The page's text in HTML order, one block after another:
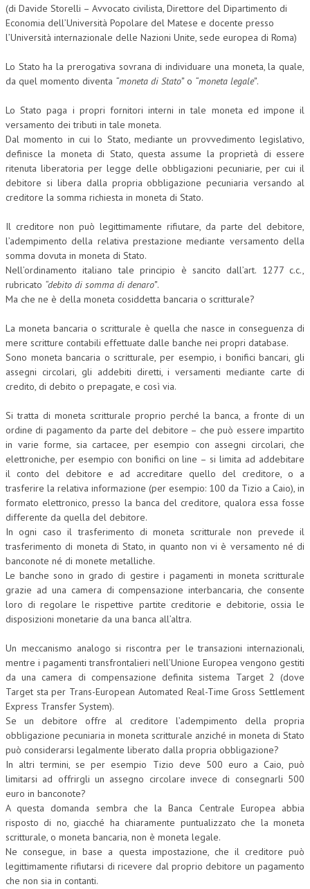
CORSI CE.S.E.D.
DIVENTA SOCIO
LA RIVISTA
LA RIVISTA
COMITATO SCIENTIFICO
REDAZIONE
PEER REVIEW
CODICE ETICO
ECONOMIA
CORPORATE SOCIAL RESPONSIBILITY
ECONOMIA DELL’ARTE
INTERNAZIONALIZZAZIONE
HUMAN RESOURCES
RISORSE UMANE
MARKETING
RISK MANAGEMENT
SVILUPPO SOSTENIBILE
PERSONA E CITTÀ
L’UMANISTA
DIRITTO
DIRITTO PENALE D’IMPRESA
DIRITTO DEL LAVORO
DIRITTO DEL WEB
DIRITTO DELLE IMPRESE IN CRISI
CRIMINOLOGIA E CRIMINALISTICA
SICUREZZA SUL LAVORO
(di Davide Storelli – Avvocato civilista, Direttore del Dipartimento di
Economia dell’Università Popolare del Matese e docente presso
l’Università internazionale delle Nazioni Unite, sede europea di Roma)
Lo Stato ha la prerogativa sovrana di individuare una moneta, la quale,
da quel momento diventa “moneta di Stato”o “moneta legale”.
Lo Stato paga i propri fornitori interni in tale moneta ed impone il
versamento dei tributi in tale moneta.
Dal momento in cui lo Stato, mediante un provvedimento legislativo,
definisce la moneta di Stato, questa assume la proprietà di essere
ritenuta liberatoria per legge delle obbligazioni pecuniarie, per cui il
debitore si libera dalla propria obbligazione pecuniaria versando al
creditore la somma richiesta in moneta di Stato.
Il creditore non può legittimamente rifiutare, da parte del debitore,
l’adempimento della relativa prestazione mediante versamento della
somma dovuta in moneta di Stato.
Nell’ordinamento italiano tale principio è sancito dall’art. 1277 c.c.,
rubricato “debito di somma di denaro”.
Ma che ne è della moneta cosiddetta bancaria o scritturale?
La moneta bancaria o scritturale è quella che nasce in conseguenza di
mere scritture contabili effettuate dalle banche nei propri database.
Sono moneta bancaria o scritturale, per esempio, i bonifici bancari, gli
assegni circolari, gli addebiti diretti, i versamenti mediante carte di
credito, di debito o prepagate, e così via.
Si tratta di moneta scritturale proprio perché la banca, a fronte di un
ordine di pagamento da parte del debitore – che può essere impartito
in varie forme, sia cartacee, per esempio con assegni circolari, che
elettroniche, per esempio con bonifici on line – si limita ad addebitare
il conto del debitore e ad accreditare quello del creditore, o a
trasferire la relativa informazione (per esempio: 100 da Tizio a Caio), in
formato elettronico, presso la banca del creditore, qualora essa fosse
differente da quella del debitore.
In ogni caso il trasferimento di moneta scritturale non prevede il
trasferimento di moneta di Stato, in quanto non vi è versamento né di
banconote né di monete metalliche.
Le banche sono in grado di gestire i pagamenti in moneta scritturale
grazie ad una camera di compensazione interbancaria, che consente
loro di regolare le rispettive partite creditorie e debitorie, ossia le
disposizioni monetarie da una banca all’altra.
Un meccanismo analogo si riscontra per le transazioni internazionali,
mentre i pagamenti transfrontalieri nell’Unione Europea vengono gestiti
da una camera di compensazione definita sistema Target 2 (dove
Target sta per Trans-European Automated Real-Time Gross Settlement
Express Transfer System).
Se un debitore offre al creditore l’adempimento della propria
obbligazione pecuniaria in moneta scritturale anziché in moneta di Stato
può considerarsi legalmente liberato dalla propria obbligazione?
In altri termini, se per esempio Tizio deve 500 euro a Caio, può
limitarsi ad offrirgli un assegno circolare invece di consegnarli 500
euro in banconote?
A questa domanda sembra che la Banca Centrale Europea abbia
risposto di no, giacché ha chiaramente puntualizzato che la moneta
scritturale, o moneta bancaria, non è moneta legale.
Ne consegue, in base a questa impostazione, che il creditore può
legittimamente rifiutarsi di ricevere dal proprio debitore un pagamento
che non sia in contanti.